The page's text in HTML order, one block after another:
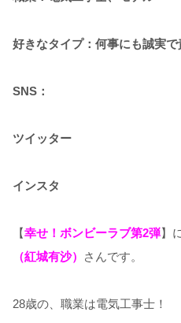
好きなタイプ：何事にも誠実
SNS：
ツイッター
インスタ
【幸せ！ボンビーラブ第2弾】
（紅城有沙）
さんです。
28歳の、職業は電気工事士！